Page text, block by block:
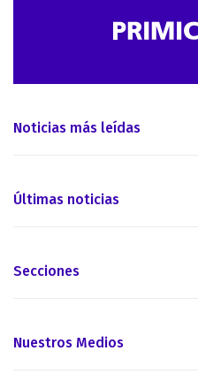
Noticias más leídas
Últimas noticias
Secciones
Nuestros Medios